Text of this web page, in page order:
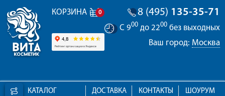
КОРЗИНА 0 8 (495) 135-35-71
С 900 до 2200 без выходных
Ваш город: Москва
КАТАЛОГ ШОУРУМ
КОНТАКТЫ
ДОСТАВКА